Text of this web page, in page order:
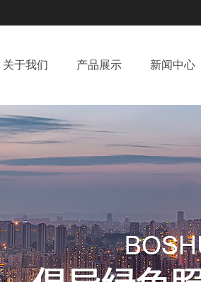
关于我们 产品展示 新闻中心